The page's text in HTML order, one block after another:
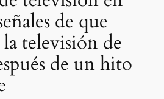
de que
televisión de
de un hito